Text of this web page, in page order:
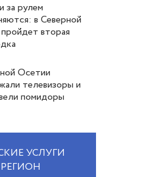
за рулем
в Северной
вторая
Осетии
телевизоры и
помидоры
УСЛУГИ